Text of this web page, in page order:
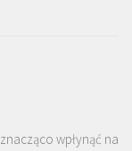
wpłynąć na